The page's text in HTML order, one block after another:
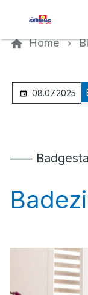
Home
08.07.2025
⸺